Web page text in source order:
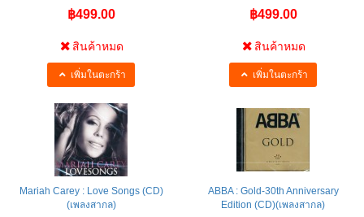
฿499.00
สินค้าหมด
เพิ่มในตะกร้า
฿499.00
สินค้าหมด
เพิ่มในตะกร้า
Mariah Carey : Love Songs (CD)
(เพลงสากล)
ABBA : Gold-30th Anniversary
Edition (CD)(เพลงสากล)